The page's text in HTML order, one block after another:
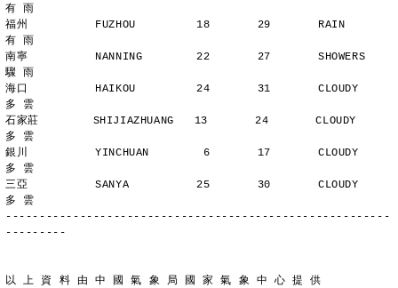
有 雨
福州          FUZHOU         18       29       RAIN
有 雨
南寧          NANNING        22       27       SHOWERS
驟 雨
海口          HAIKOU         24       31       CLOUDY
多 雲
石家莊        SHIJIAZHUANG   13       24       CLOUDY
多 雲
銀川          YINCHUAN        6       17       CLOUDY
多 雲
三亞          SANYA          25       30       CLOUDY
多 雲
---------------------------------------------------------
---------
以 上 資 料 由 中 國 氣 象 局 國 家 氣 象 中 心 提 供